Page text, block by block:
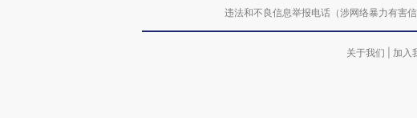
违法和不良信息举报电话（涉网络暴力有
关于我们 加入